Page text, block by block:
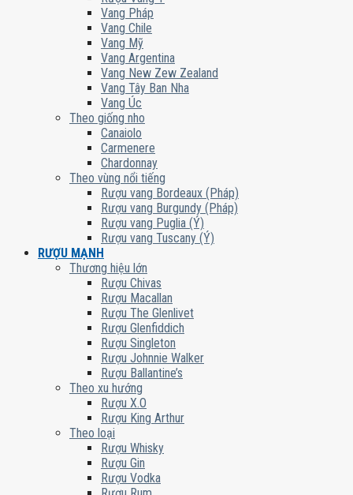
Vang Pháp
Vang Chile
Vang Mỹ
Vang Argentina
Vang New Zew Zealand
Vang Tây Ban Nha
Vang Úc
Theo giống nho
Canaiolo
Carmenere
Chardonnay
Theo vùng nổi tiếng
Rượu vang Bordeaux (Pháp)
Rượu vang Burgundy (Pháp)
Rượu vang Puglia (Ý)
Rượu vang Tuscany (Ý)
RƯỢU MẠNH
Thương hiệu lớn
Rượu Chivas
Rượu Macallan
Rượu The Glenlivet
Rượu Glenfiddich
Rượu Singleton
Rượu Johnnie Walker
Rượu Ballantine’s
Theo xu hướng
Rượu X.O
Rượu King Arthur
Theo loại
Rượu Whisky
Rượu Gin
Rượu Vodka